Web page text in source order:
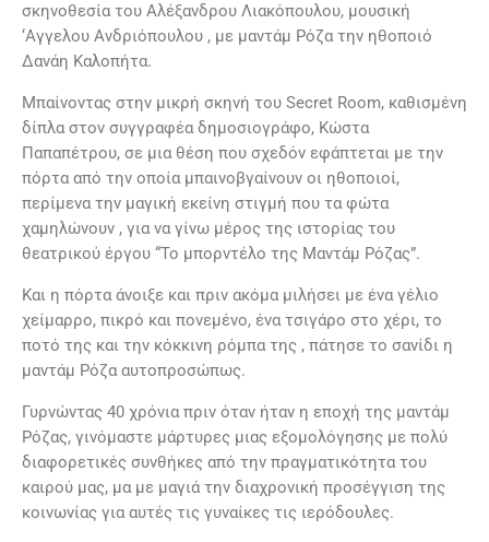
σκηνοθεσία του Αλέξανδρου Λιακόπουλου, μουσική
‘Αγγελου Ανδριόπουλου , με μαντάμ Ρόζα την ηθοποιό
Δανάη Καλοπήτα.
Μπαίνοντας στην μικρή σκηνή του Secret Room, καθισμένη
δίπλα στον συγγραφέα δημοσιογράφο, Κώστα
Παπαπέτρου, σε μια θέση που σχεδόν εφάπτεται με την
πόρτα από την οποία μπαινοβγαίνουν οι ηθοποιοί,
περίμενα την μαγική εκείνη στιγμή που τα φώτα
χαμηλώνουν , για να γίνω μέρος της ιστορίας του
θεατρικού έργου “Το μπορντέλο της Μαντάμ Ρόζας”.
Και η πόρτα άνοιξε και πριν ακόμα μιλήσει με ένα γέλιο
χείμαρρο, πικρό και πονεμένο, ένα τσιγάρο στο χέρι, το
ποτό της και την κόκκινη ρόμπα της , πάτησε το σανίδι η
μαντάμ Ρόζα αυτοπροσώπως.
Γυρνώντας 40 χρόνια πριν όταν ήταν η εποχή της μαντάμ
Ρόζας, γινόμαστε μάρτυρες μιας εξομολόγησης με πολύ
διαφορετικές συνθήκες από την πραγματικότητα του
καιρού μας, μα με μαγιά την διαχρονική προσέγγιση της
κοινωνίας για αυτές τις γυναίκες τις ιερόδουλες.